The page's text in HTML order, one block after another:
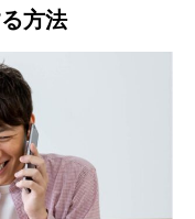
方法